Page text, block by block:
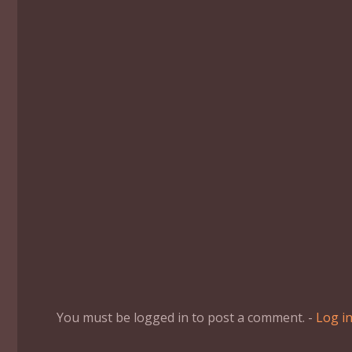
You must be logged in to post a comment. - Log in